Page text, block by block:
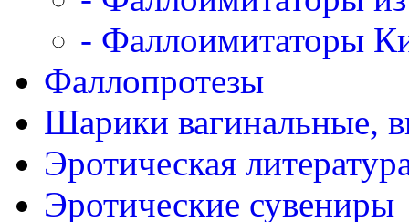
- Фаллоимитаторы
Фаллопротезы
Шарики вагинальные,
Эротическая
Эротические сувениры